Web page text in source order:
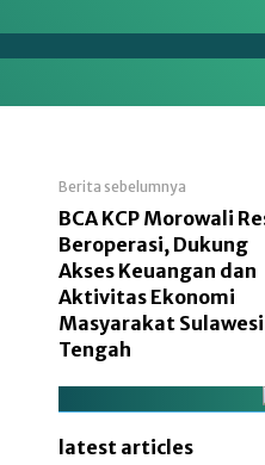
Berita sebelumnya
BCA KCP Morowali
Beroperasi, Dukung
Akses Keuangan dan
Aktivitas Ekonomi
Masyarakat Sulawesi
Tengah
latest articles